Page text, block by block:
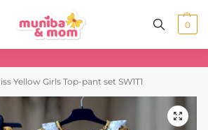
0
Yellow Girls Top-pant set SW1T1